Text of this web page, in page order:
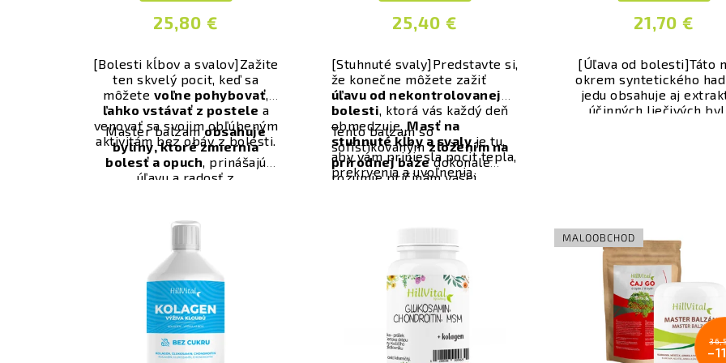
25,80 €
[Bolesti kĺbov a svalov]Zažite
ten skvelý pocit, keď sa
môžete voľne pohybovať,
ľahko vstávať z postele a
venovať sa svojim obľúbeným
aktivitám bez obáv z bolesti.
Master balzamobsahuje
byliny, ktoré zmiernia
bolesť a opuch , prinášajú
úľavu a radosť z
prechádzkam, tancu či športu
pohodlia, ktorý Master
balzam prinesie, zmení váš
život k lepšiemu.
25,40 €
[Stuhnuté svaly]Predstavte si,
že konečne môžete zažiť
úľavu od nekontrolovanej
bolesti, ktorá vás každý deň
obmedzuje. Masť na
stuhnuté kĺby a svalyje tu,
aby vám priniesla pocit tepla,
prekrvenia a uvoľnenia.
Tento balzam so
sofistikovanýmzložením na
prírodnej bázedokonale
rozumie príčinám vašej
21,70 €
[Úľava od bolesti]Táto
okrem syntetického
jedu obsahuje aj
účinných liečivých
MALOOBCHOD